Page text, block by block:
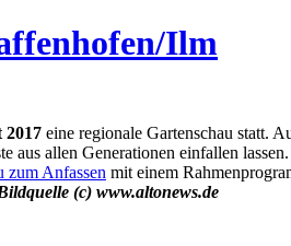
Ilm
2017 eine regionale Gartenschau statt.
aus allen Generationen einfallen
zum Anfassen mit einem
(c) www.altonews.de